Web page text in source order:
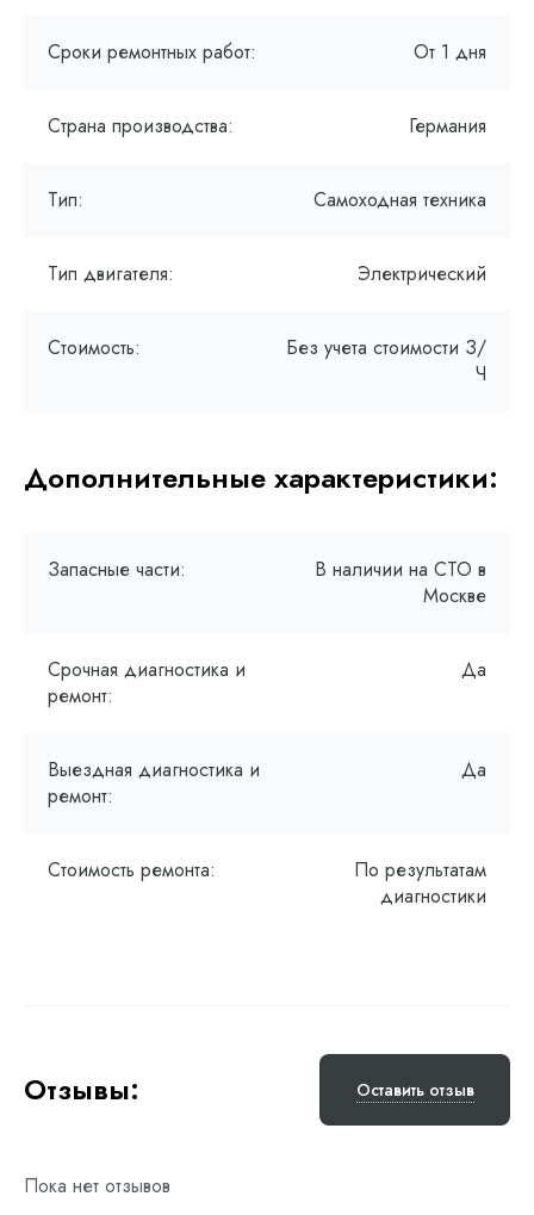
Сроки ремонтных работ: От 1 дня
Страна производства: Германия
Тип: Самоходная техника
Тип двигателя: Электрический
Стоимость:
Без учета стоимости З/
Ч
Дополнительные характеристики:
Запасные части:
В наличии на СТО в
Москве
Срочная диагностика и
ремонт:
Да
Выездная диагностика и
ремонт:
Да
Стоимость ремонта:
По результатам
диагностики
Отзывы: Оставить отзыв
Пока нет отзывов